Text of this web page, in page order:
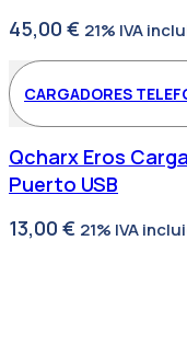
45,00 € 21% IVA
CARGADORES
Qcharx Eros
Puerto USB
13,00 € 21% IVA